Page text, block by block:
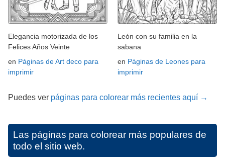
Elegancia motorizada de los
Felices Años Veinte
en Páginas de Art deco para
imprimir
León con su familia en la
sabana
en Páginas de Leones para
imprimir
Puedes ver páginas para colorear más recientes aquí →
Las páginas para colorear más populares de
todo el sitio web.